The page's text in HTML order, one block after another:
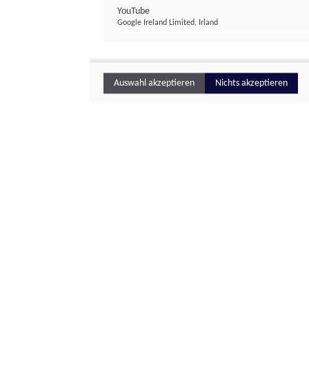
YouTube
Google Ireland Limited, Irland
Auswahl akzeptieren Nichts akzeptieren